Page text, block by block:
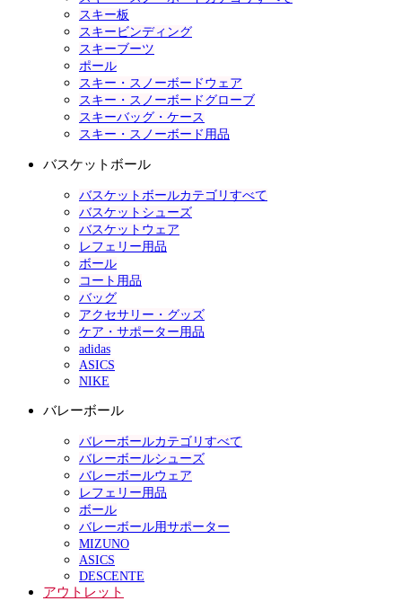
スキー板
スキービンディング
スキーブーツ
ポール
スキー・スノーボードウェア
スキー・スノーボードグローブ
スキーバッグ・ケース
スキー・スノーボード用品
バスケットボール
バスケットボールカテゴリすべて
バスケットシューズ
バスケットウェア
レフェリー用品
ボール
コート用品
バッグ
アクセサリー・グッズ
ケア・サポーター用品
adidas
ASICS
NIKE
バレーボール
バレーボールカテゴリすべて
バレーボールシューズ
バレーボールウェア
レフェリー用品
ボール
バレーボール用サポーター
MIZUNO
ASICS
DESCENTE
アウトレット